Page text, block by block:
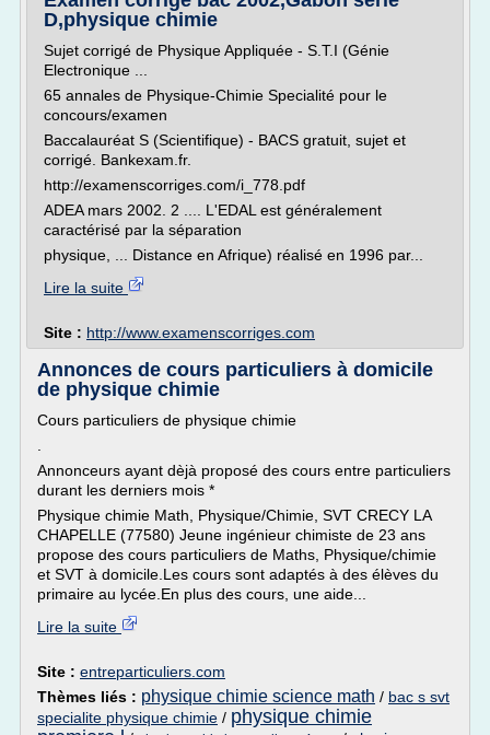
D,physique chimie
Sujet corrigé de Physique Appliquée - S.T.I (Génie
Electronique ...
65 annales de Physique-Chimie Specialité pour le
concours/examen
Baccalauréat S (Scientifique) - BACS gratuit, sujet et
corrigé. Bankexam.fr.
http://examenscorriges.com/i_778.pdf
ADEA mars 2002. 2 .... L'EDAL est généralement
caractérisé par la séparation
physique, ... Distance en Afrique) réalisé en 1996 par...
Lire la suite
Site : http://www.examenscorriges.com
Annonces de cours particuliers à domicile
de physique chimie
Cours particuliers de physique chimie
Annonceurs ayant dèjà proposé des cours entre particuliers
durant les derniers mois *
Physique chimie Math, Physique/Chimie, SVT CRECY LA
CHAPELLE (77580) Jeune ingénieur chimiste de 23 ans
propose des cours particuliers de Maths, Physique/chimie
et SVT à domicile.Les cours sont adaptés à des élèves du
primaire au lycée.En plus des cours, une aide...
Lire la suite
Site : entreparticuliers.com
Thèmes liés : physique chimie science math / bac s svt
specialite physique chimie / physique chimie